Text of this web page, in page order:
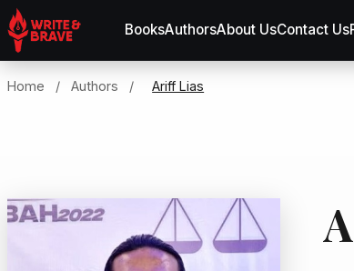
BooksAuthorsAbout UsContact Us
Home / Authors / Ariff Lias